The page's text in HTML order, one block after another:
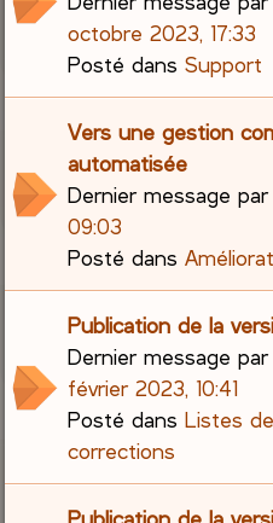
octobre 2023, 17:33
Posté dansSupport
Vers une gestion
automatisée
Dernier message
09:03
Posté dans
Publication de la
Dernier message
février 2023, 10:41
Posté dansListes
corrections